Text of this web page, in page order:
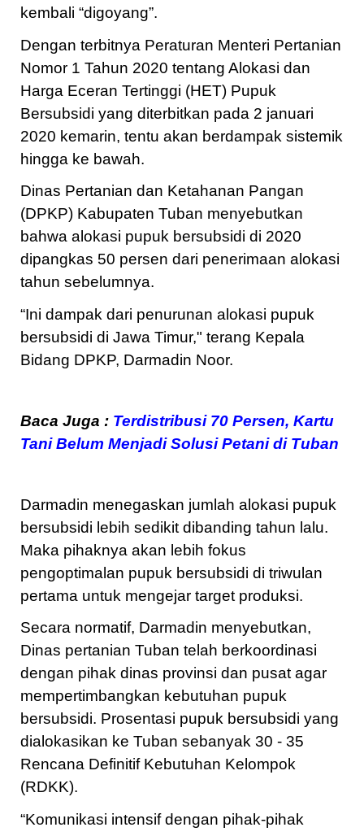
kembali “digoyang”.
Dengan terbitnya Peraturan Menteri Pertanian
Nomor 1 Tahun 2020 tentang Alokasi dan
Harga Eceran Tertinggi (HET) Pupuk
Bersubsidi yang diterbitkan pada 2 januari
2020 kemarin, tentu akan berdampak sistemik
hingga ke bawah.
Dinas Pertanian dan Ketahanan Pangan
(DPKP) Kabupaten Tuban menyebutkan
bahwa alokasi pupuk bersubsidi di 2020
dipangkas 50 persen dari penerimaan alokasi
tahun sebelumnya.
“Ini dampak dari penurunan alokasi pupuk
bersubsidi di Jawa Timur," terang Kepala
Bidang DPKP, Darmadin Noor.
Baca Juga : Terdistribusi 70 Persen, Kartu
Tani Belum Menjadi Solusi Petani di Tuban
Darmadin menegaskan jumlah alokasi pupuk
bersubsidi lebih sedikit dibanding tahun lalu.
Maka pihaknya akan lebih fokus
pengoptimalan pupuk bersubsidi di triwulan
pertama untuk mengejar target produksi.
Secara normatif, Darmadin menyebutkan,
Dinas pertanian Tuban telah berkoordinasi
dengan pihak dinas provinsi dan pusat agar
mempertimbangkan kebutuhan pupuk
bersubsidi. Prosentasi pupuk bersubsidi yang
dialokasikan ke Tuban sebanyak 30 - 35
Rencana Definitif Kebutuhan Kelompok
(RDKK).
“Komunikasi intensif dengan pihak-pihak